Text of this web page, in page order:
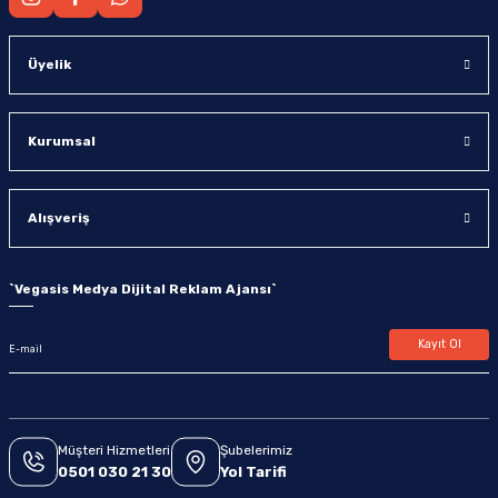
Üyelik
Kurumsal
Alışveriş
`Vegasis Medya Dijital Reklam Ajansı`
Kayıt Ol
Müşteri Hizmetleri
0501 030 21 30
Şubelerimiz
Yol Tarifi